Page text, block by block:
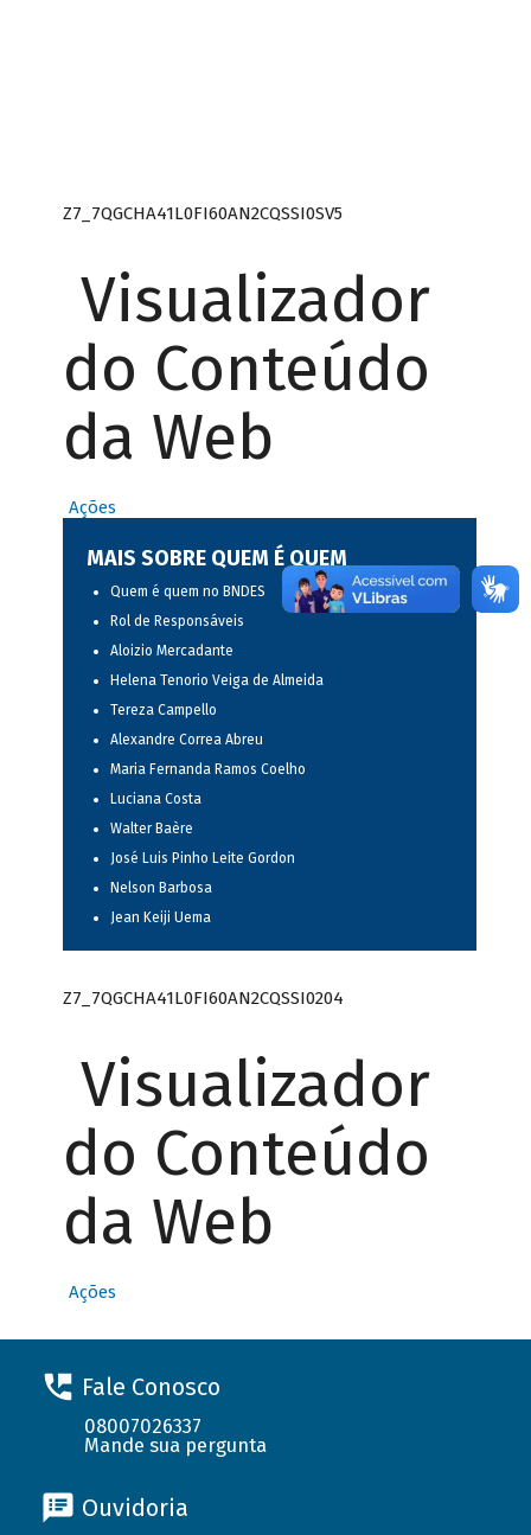
Z7_7QGCHA41L0FI60AN2CQSSI0SV5
Visualizador
do Conteúdo
da Web
Ações
MAIS SOBRE QUEM É QUEM
Quem é quem no BNDES
Rol de Responsáveis
Aloizio Mercadante
Helena Tenorio Veiga de Almeida
Tereza Campello
Alexandre Correa Abreu
Maria Fernanda Ramos Coelho
Luciana Costa
Walter Baère
José Luis Pinho Leite Gordon
Nelson Barbosa
Jean Keiji Uema
Z7_7QGCHA41L0FI60AN2CQSSI0204
Visualizador
do Conteúdo
da Web
Ações
Fale Conosco
08007026337
Mande sua pergunta
Ouvidoria